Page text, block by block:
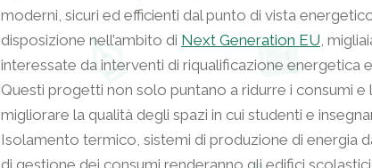
moderni, sicuri ed efficienti dal punto di vista
disposizione nell’ambito di Next Generation EU ,
interessate da interventi di riqualificazione energetica
Questi progetti non solo puntano a ridurre i consumi e
migliorare la qualità degli spazi in cui studenti e
Isolamento termico, sistemi di produzione di energia
di gestione dei consumi renderanno gli edifici